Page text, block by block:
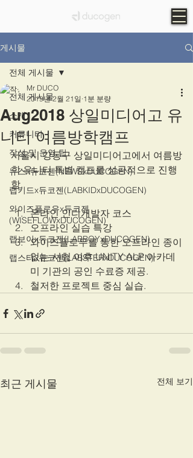
게시물
전체 게시물
소개
커뮤니티
작성 및 운영 팁
뉴스x듀코젠(NEWSxDUCOGEN)
랩키드x듀코젠(LABKIDxDUCOGEN)
와이즈플로우x듀코젠
(WISEFLOWxDUCOGEN)
랩보이x듀코젠(LABBOYxDUCOGEN)
랩스터x듀코젠(LABSTERxDUCOGEN)
전체 게시물
Aug2018 상일미디어고 유
니티 여름방학캠프
Mr DUCO
2019년 2월 21일 1분 분량
서울시 강동구 상일미디어고에서 여름방
학 유니티 특별 캠프를 성공적으로 진행
함.
온라인 인디개발자 코스
오프라인 실습 특강
와이즈플로우를 통한 오프라인 종이
없는 시험 이후 UNITY ALP 아카데
미 기관의 공인 수료증 제공.
철저한 프로젝트 중심 실습.
최근 게시물 전체 보기